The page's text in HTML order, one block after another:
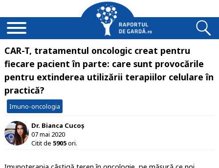
CAR-T, tratamentul oncologic creat pentru
fiecare pacient în parte: care sunt provocările
pentru extinderea utilizării terapiilor celulare în
practică?
Imuno-oncologia
Dr. Bianca Cucoș
07 mai 2020
Citit de 5905ori.